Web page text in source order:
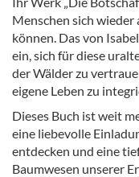
Menschen sich wieder
können. Das von
ein, sich für diese
der Wälder zu
eigene Leben zu
Dieses Buch ist weit
eine liebevolle
entdecken und eine
Baumwesen unserer